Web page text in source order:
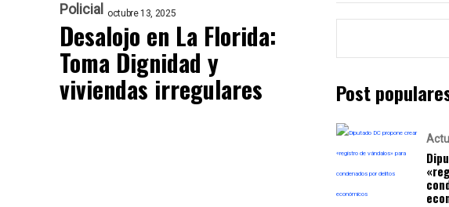
Policial octubre 13, 2025
Desalojo en La Florida:
Toma Dignidad y
viviendas irregulares Post